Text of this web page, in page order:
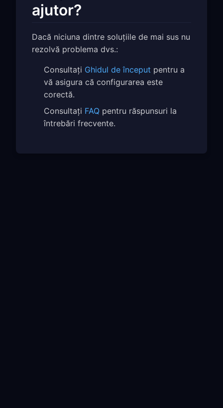
ajutor?
Dacă niciuna dintre soluțiile de mai sus nu
rezolvă problema dvs.:
Consultați Ghidul de început pentru a
vă asigura că configurarea este
corectă.
Consultați FAQ pentru răspunsuri la
întrebări frecvente.